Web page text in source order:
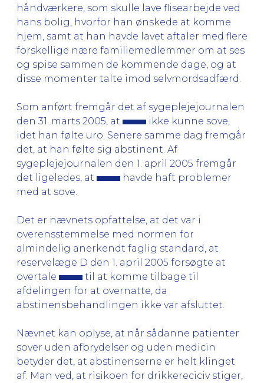
håndværkere, som skulle lave flisearbejde ved
hans bolig, hvorfor han ønskede at komme
hjem, samt at han havde lavet aftaler med flere
forskellige nære familiemedlemmer om at ses
og spise sammen de kommende dage, og at
disse momenter talte imod selvmordsadfærd.
Som anført fremgår det af sygeplejejournalen
den 31. marts 2005, at
ikke kunne sove,
idet han følte uro. Senere samme dag fremgår
det, at han følte sig abstinent. Af
sygeplejejournalen den 1. april 2005 fremgår
det ligeledes, at
havde haft problemer
med at sove.
Det er nævnets opfattelse, at det var i
overensstemmelse med normen for
almindelig anerkendt faglig standard, at
reservelæge D den 1. april 2005 forsøgte at
overtale
til at komme tilbage til
afdelingen for at overnatte, da
abstinensbehandlingen ikke var afsluttet.
Nævnet kan oplyse, at når sådanne patienter
sover uden afbrydelser og uden medicin
betyder det, at abstinenserne er helt klinget
af. Man ved, at risikoen for drikkereciciv stiger,